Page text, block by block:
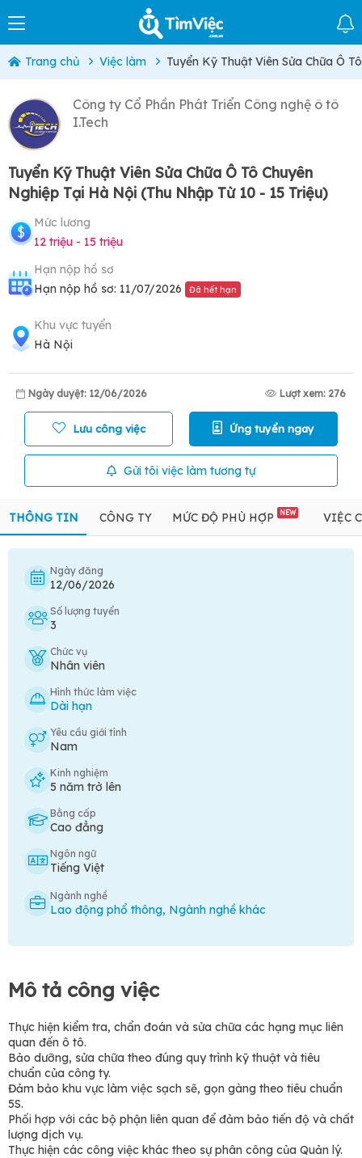
Trang chủ Việc làm Tuyển Kỹ Thuật Viên Sửa Chữa Ô
Công ty Cổ Phần Phát Triển Công nghệ ô tô
I.Tech
Tuyển Kỹ Thuật Viên Sửa Chữa Ô Tô Chuyên
Nghiệp Tại Hà Nội (Thu Nhập Từ 10 - 15 Triệu)
Mức lương
12 triệu - 15 triệu
Hạn nộp hồ sơ
Hạn nộp hồ sơ: 11/07/2026
Đã hết hạn
Khu vực tuyển
Hà Nội
Ngày duyệt: 12/06/2026 Lượt xem: 276
Lưu công việc Ứng tuyển ngay
Gửi tôi việc làm tương tự
THÔNG TIN CÔNG TY MỨC ĐỘ PHÙ HỢP NEW VIỆC
Ngày đăng
12/06/2026
Số lượng tuyển
3
Chức vụ
Nhân viên
Hình thức làm việc
Dài hạn
Yêu cầu giới tính
Nam
Kinh nghiệm
5 năm trở lên
Bằng cấp
Cao đẳng
Ngôn ngữ
Tiếng Việt
Ngành nghề
Lao động phổ thông, Ngành nghề khác
Mô tả công việc
Thực hiện kiểm tra, chẩn đoán và sửa chữa các hạng mục liên
quan đến ô tô.
Bảo dưỡng, sửa chữa theo đúng quy trình kỹ thuật và tiêu
chuẩn của công ty.
Đảm bảo khu vực làm việc sạch sẽ, gọn gàng theo tiêu chuẩn
5S.
Phối hợp với các bộ phận liên quan để đảm bảo tiến độ và chất
lượng dịch vụ.
Thực hiện các công việc khác theo sự phân công của Quản lý.